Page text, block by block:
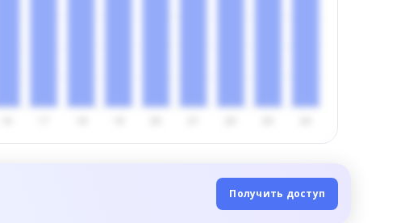
Получить доступ